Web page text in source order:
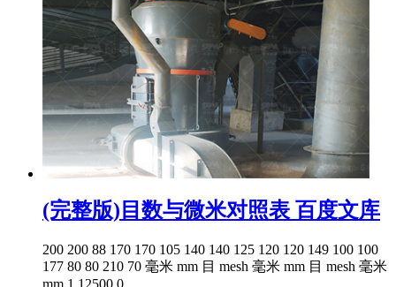
(完整版)目数与微米对照表 百度文库
200 200 88 170 170 105 140 140 125 120 120 149 100 100
177 80 80 210 70 毫米 mm 目 mesh 毫米 mm 目 mesh 毫米
mm 1 12500 0.